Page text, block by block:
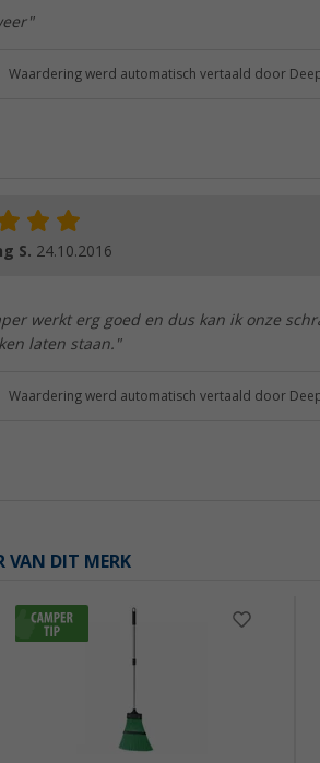
Waardering werd automatisch vertaald door
S. 24.10.2016
werkt erg goed en dus kan ik onze
laten staan."
Waardering werd automatisch vertaald door
VAN DIT MERK